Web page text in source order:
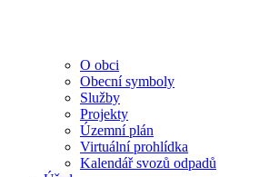
O obci
Obecní symboly
Služby
Projekty
Územní plán
Virtuální prohlídka
Kalendář svozů odpadů